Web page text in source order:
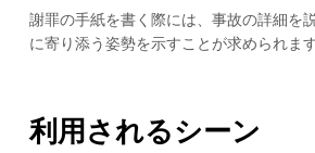
謝罪の手紙を書く際には、事故の詳細を
に寄り添う姿勢を示すことが求められます
利用されるシーン